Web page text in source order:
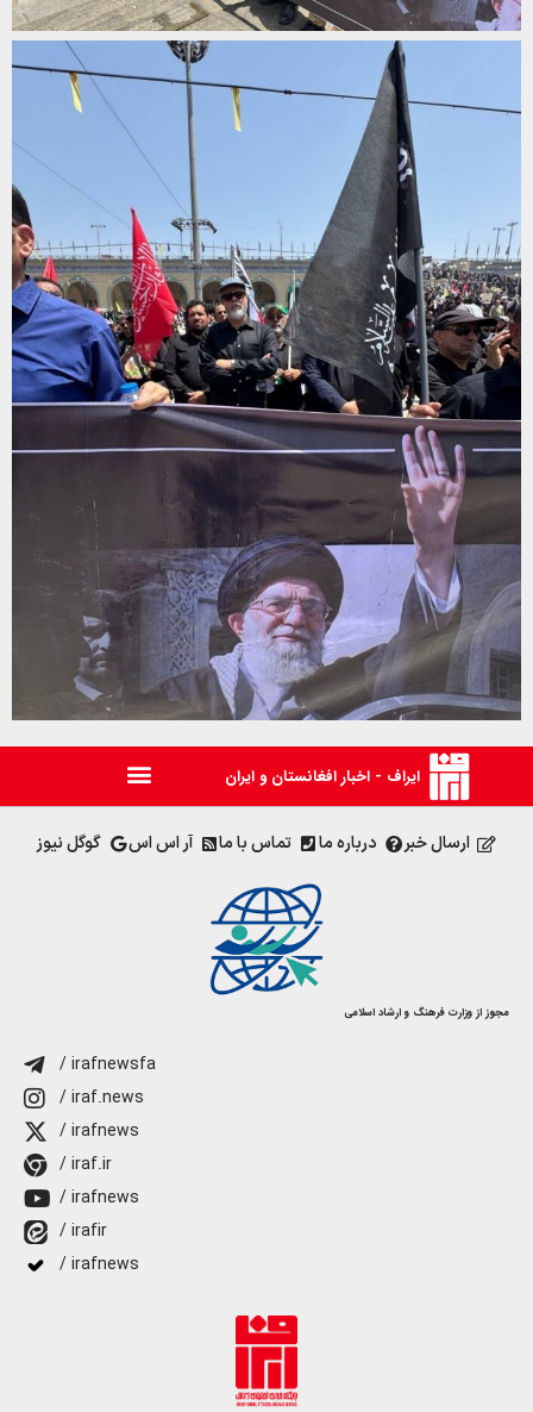
ایراف - اخبار افغانستان و ایران
ارسال خبر درباره ما تماس با ما آر اس اس گوگل نیوز
مجوز از وزارت فرهنگ و ارشاد اسلامی
/ irafnewsfa
/ iraf.news
/ irafnews
/ iraf.ir
/ irafnews
/ irafir
/ irafnews